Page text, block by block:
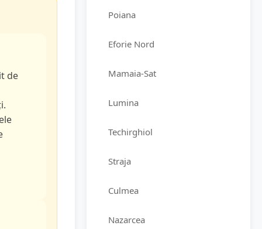
de
Poiana
Eforie Nord
Mamaia-Sat
Lumina
Techirghiol
Straja
Culmea
Nazarcea